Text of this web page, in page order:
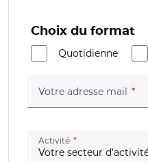
Choix du format
Quotidienne
Votre adresse mail
Activité (champ